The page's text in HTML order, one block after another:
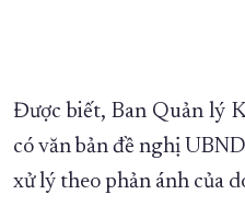
Được biết, Ban Quản lý
có văn bản đề nghị
xử lý theo phản ánh của